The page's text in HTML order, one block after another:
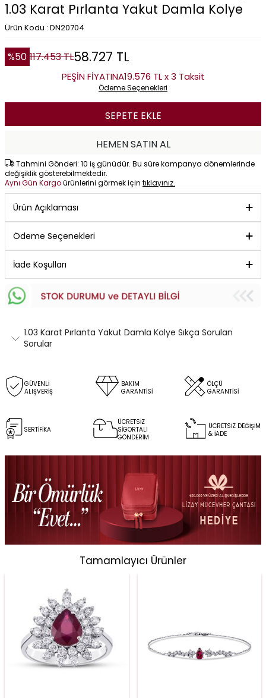
1.03 Karat Pırlanta Yakut Damla Kolye
Ürün Kodu : DN20704
%50 117.453TL58.727 TL
PEŞİN FİYATINA19.576 TL x 3 Taksit
Ödeme Seçenekleri
SEPETE EKLE
HEMEN SATIN AL
Tahmini Gönderi: 10 iş günüdür. Bu süre kampanya dönemlerinde
değişiklik gösterebilmektedir.
Aynı Gün Kargoürünlerini görmek için tıklayınız.
Ürün Açıklaması
Ödeme Seçenekleri
İade Koşulları
1.03 Karat Pırlanta Yakut Damla Kolye Sıkça Sorulan
Sorular
GÜVENLİ
ALIŞVERİŞ
BAKIM
GARANTİSİ
ÖLÇÜ
GARANTİSİ
SERTİFİKA
ÜCRETSİZ
SİGORTALI
GÖNDERİM
ÜCRETSİZ DEĞİŞİM
& İADE
Tamamlayıcı Ürünler